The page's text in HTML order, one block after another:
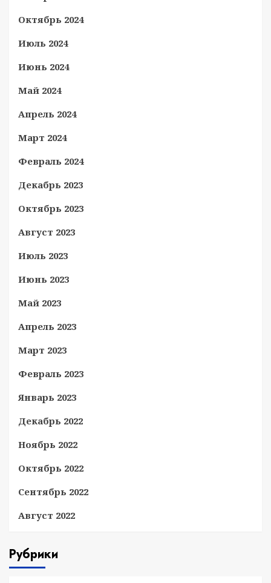
Октябрь 2024
Июль 2024
Июнь 2024
Май 2024
Апрель 2024
Март 2024
Февраль 2024
Декабрь 2023
Октябрь 2023
Август 2023
Июль 2023
Июнь 2023
Май 2023
Апрель 2023
Март 2023
Февраль 2023
Январь 2023
Декабрь 2022
Ноябрь 2022
Октябрь 2022
Сентябрь 2022
Август 2022
Рубрики